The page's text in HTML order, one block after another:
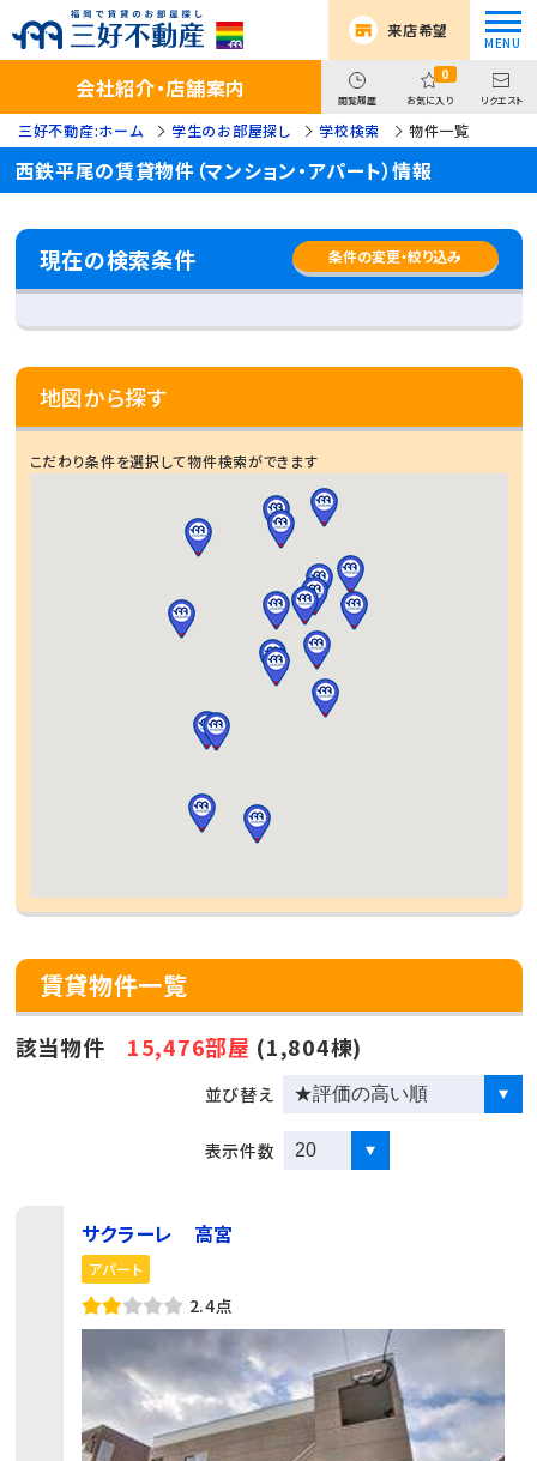
来店希望
会社紹介・店舗案内 閲覧履歴
0
お気に入り リクエスト
三好不動産:ホーム 学生のお部屋探し 学校検索 物件一覧
西鉄平尾の賃貸物件（マンション・アパート）情報
賃貸物件一覧
該当物件 15,476部屋 (1,804棟)
並び替え
表示件数
サクラーレ 高宮
アパート
2.4点
現在の検索条件 条件の変更・絞り込み
地図から探す
こだわり条件を選択して物件検索ができます